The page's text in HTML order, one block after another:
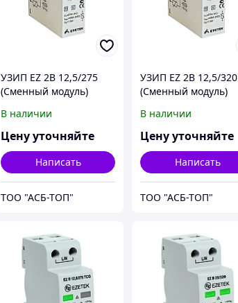
УЗИП EZ 2B 12,5/275
(Сменный модуль)
В наличии
Цену уточняйте
Написать
ТОО "АСБ-ТОП"
УЗИП EZ 2B 12,5/320
(Сменный модуль)
В наличии
Цену уточняйте
Написать
ТОО "АСБ-ТОП"